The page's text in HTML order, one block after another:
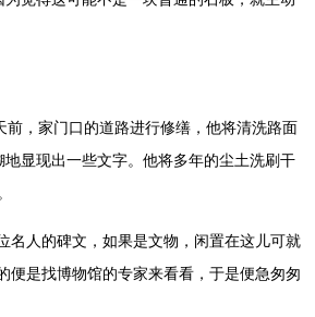
，家门口的道路进行修缮，他将清洗路面
显现出一些文字。他将多年的尘土洗刷干
人的碑文，如果是文物，闲置在这儿可就
便是找博物馆的专家来看看，于是便急匆匆